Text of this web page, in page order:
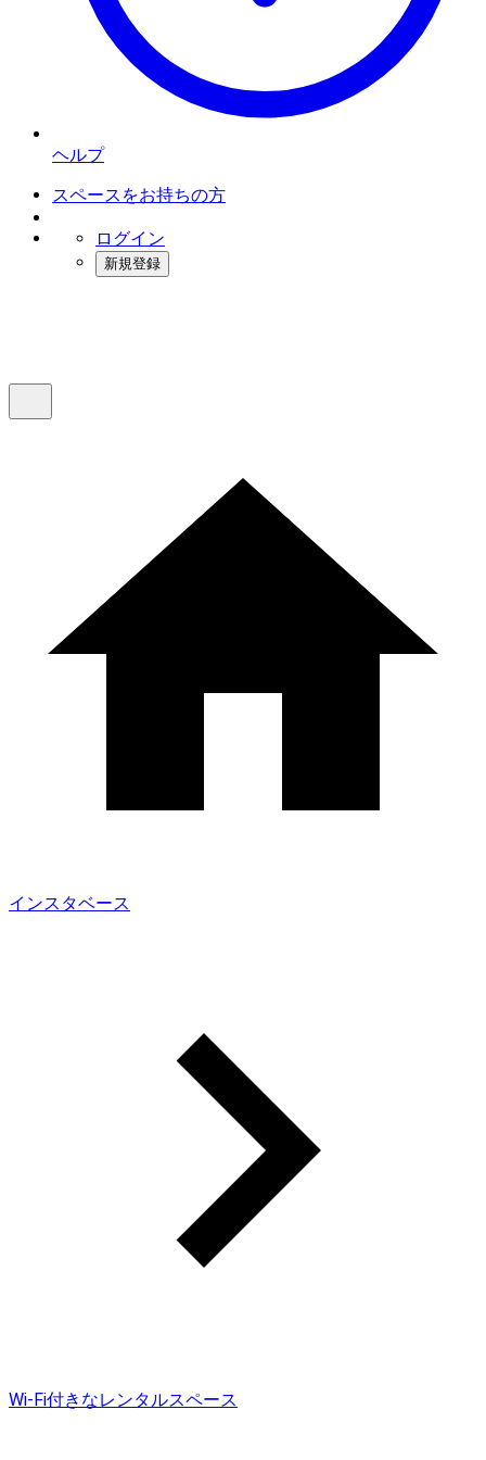
ヘルプ
スペースをお持ちの方
ログイン
新規登録
インスタベース
Wi-Fi付きなレンタルスペース